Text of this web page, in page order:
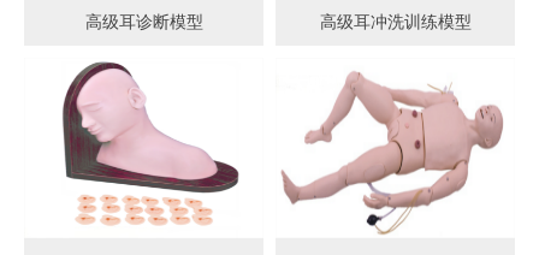
高级耳诊断模型 高级耳冲洗训练模型